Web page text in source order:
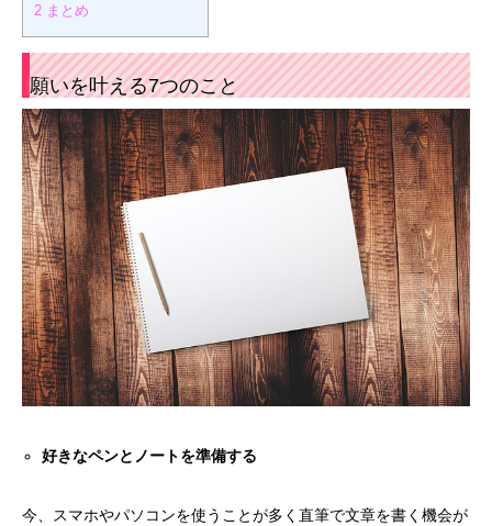
2 まとめ
願いを叶える7つのこと
好きなペンとノートを準備する
今、スマホやパソコンを使うことが多く直筆で文章を書く機会が